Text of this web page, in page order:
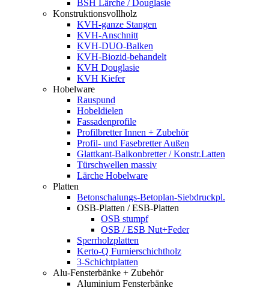
BSH Lärche / Douglasie
Konstruktionsvollholz
KVH-ganze Stangen
KVH-Anschnitt
KVH-DUO-Balken
KVH-Biozid-behandelt
KVH Douglasie
KVH Kiefer
Hobelware
Rauspund
Hobeldielen
Fassadenprofile
Profilbretter Innen + Zubehör
Profil- und Fasebretter Außen
Glattkant-Balkonbretter / Konstr.Latten
Türschwellen massiv
Lärche Hobelware
Platten
Betonschalungs-Betoplan-Siebdruckpl.
OSB-Platten / ESB-Platten
OSB stumpf
OSB / ESB Nut+Feder
Sperrholzplatten
Kerto-Q Furnierschichtholz
3-Schichtplatten
Alu-Fensterbänke + Zubehör
Aluminium Fensterbänke